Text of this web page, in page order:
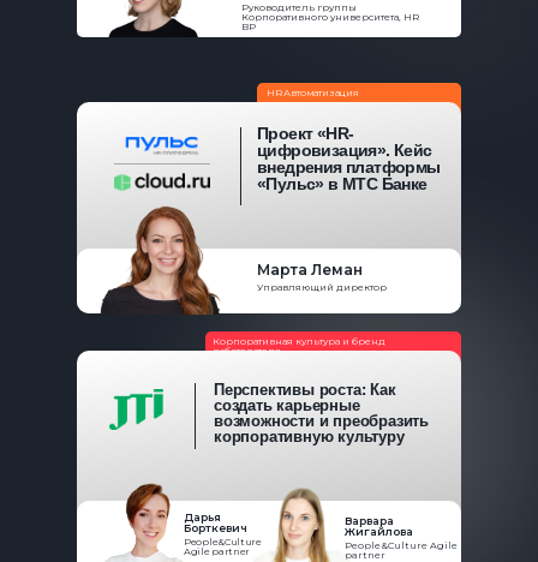
Руководитель группы
Корпоративного университета, HR
BP
People&Culture
Agile partner
Дарья
Борткевич
Перспективы роста: Как
создать карьерные
возможности и преобразить
корпоративную культуру
Варвара
Жигайлова
People&Culture Agile
partner
Корпоративная культура и бренд
работодателя
Марта Леман
Проект «HR-
цифровизация». Кейс
внедрения платформы
«Пульс» в МТС Банке
Управляющий директор
HR Автоматизация